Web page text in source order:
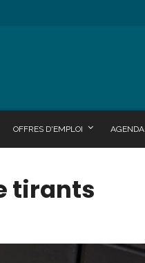
OFFRES D'EMPLOI AGENDA
tirants